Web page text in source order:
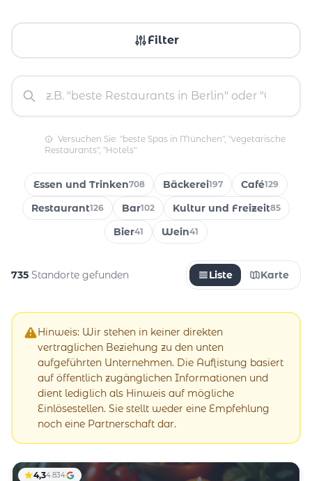
Filter
Versuchen Sie: "beste Spas in München", "vegetarische
Restaurants", "Hotels"
Essen und Trinken708 Bäckerei197 Café129
Restaurant126 Bar102 Kultur und Freizeit85
Bier41 Wein41
735 Standorte gefunden Liste Karte
Hinweis: Wir stehen in keiner direkten
vertraglichen Beziehung zu den unten
aufgeführten Unternehmen. Die Auflistung basiert
auf öffentlich zugänglichen Informationen und
dient lediglich als Hinweis auf mögliche
Einlösestellen. Sie stellt weder eine Empfehlung
noch eine Partnerschaft dar.
4,34.834